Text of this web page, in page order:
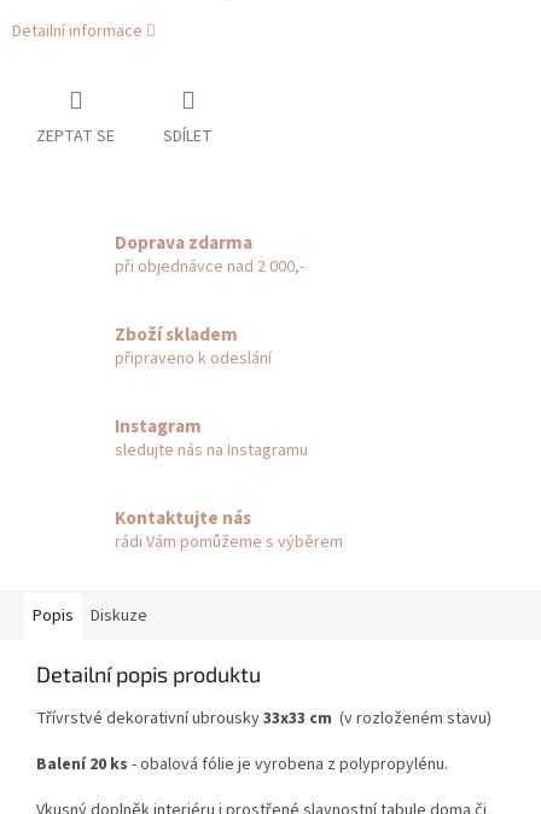
Detailní informace
ZEPTAT SE SDÍLET
Doprava zdarma
při objednávce nad 2 000,-
Zboží skladem
připraveno k odeslání
Instagram
sledujte nás na Instagramu
Kontaktujte nás
rádi Vám pomůžeme s výběrem
Popis Diskuze
Detailní popis produktu
Třívrstvé dekorativní ubrousky33x33 cm (v rozloženém stavu)
Balení 20 ks - obalová fólie je vyrobena z polypropylénu.